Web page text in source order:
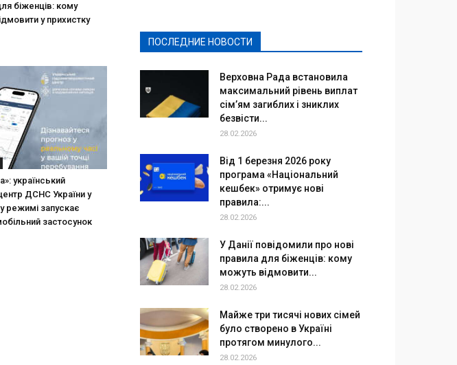
біженців: кому
у прихистку
український
ДСНС України у
режимі запускає
застосунок
ПОСЛЕДНИЕ НОВОСТИ
Верховна Рада встановила
максимальний рівень виплат
сім’ям загиблих і зниклих
безвісти...
28.02.2026
Від 1 березня 2026 року
програма «Національний
кешбек» отримує нові
правила:...
28.02.2026
У Данії повідомили про нові
правила для біженців: кому
можуть відмовити...
28.02.2026
Майже три тисячі нових сімей
було створено в Україні
протягом минулого...
28.02.2026